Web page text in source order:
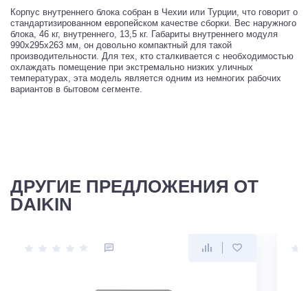
Корпус внутреннего блока собран в Чехии или Турции, что говорит о
стандартизированном европейском качестве сборки. Вес наружного
блока, 46 кг, внутреннего, 13,5 кг. Габариты внутреннего модуля
990x295x263 мм, он довольно компактный для такой
производительности. Для тех, кто сталкивается с необходимостью
охлаждать помещение при экстремально низких уличных
температурах, эта модель является одним из немногих рабочих
вариантов в бытовом сегменте.
ДРУГИЕ ПРЕДЛОЖЕНИЯ ОТ
DAIKIN